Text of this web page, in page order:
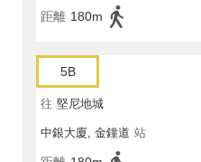
距離 180m
5B
往 堅尼地城
中銀大廈, 金鐘道 站